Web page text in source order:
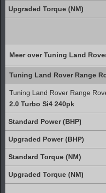
Meer over Tuning Land
Tuning Land Rover Range
Tuning Land Rover Range
2.0 Turbo Si4 240pk